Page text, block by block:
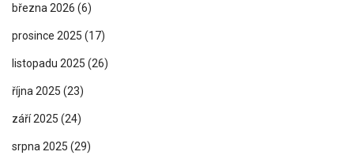
března 2026 (6)
prosince 2025 (17)
listopadu 2025 (26)
října 2025 (23)
září 2025 (24)
srpna 2025 (29)